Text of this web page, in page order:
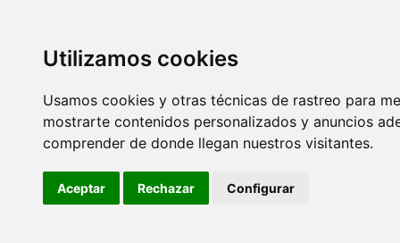
Utilizamos cookies
Usamos cookies y otras técnicas de rastreo para
mostrarte contenidos personalizados y anuncios
comprender de donde llegan nuestros visitantes.
Aceptar Rechazar Configurar